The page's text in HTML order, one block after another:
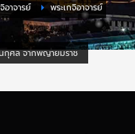
อาจารย์
พระเกจิอาจารย์
กุศล จากพญายมราช